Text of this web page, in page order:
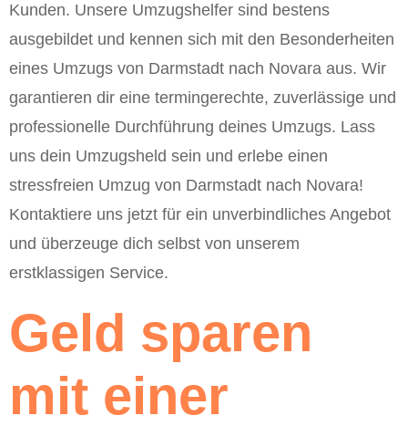
Kunden. Unsere Umzugshelfer sind bestens
ausgebildet und kennen sich mit den Besonderheiten
eines Umzugs von Darmstadt nach Novara aus. Wir
garantieren dir eine termingerechte, zuverlässige und
professionelle Durchführung deines Umzugs. Lass
uns dein Umzugsheld sein und erlebe einen
stressfreien Umzug von Darmstadt nach Novara!
Kontaktiere uns jetzt für ein unverbindliches Angebot
und überzeuge dich selbst von unserem
erstklassigen Service.
Geld sparen
mit einer